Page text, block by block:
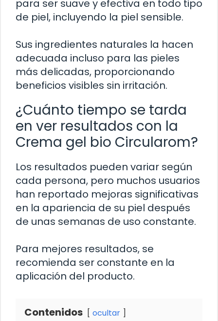
para ser suave y efectiva en todo tipo
de piel, incluyendo la piel sensible.
Sus ingredientes naturales la hacen
adecuada incluso para las pieles
más delicadas, proporcionando
beneficios visibles sin irritación.
¿Cuánto tiempo se tarda
en ver resultados con la
Crema gel bio Circularom?
Los resultados pueden variar según
cada persona, pero muchos usuarios
han reportado mejoras significativas
en la apariencia de su piel después
de unas semanas de uso constante.
Para mejores resultados, se
recomienda ser constante en la
aplicación del producto.
Contenidos ocultar